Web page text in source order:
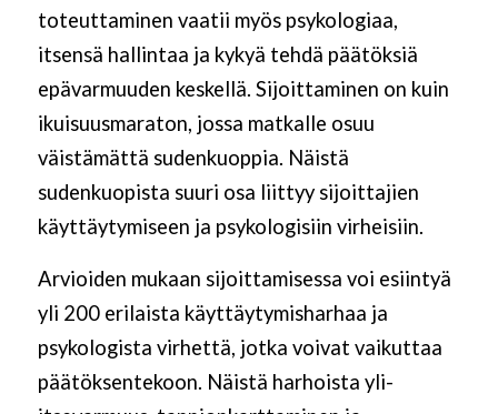
toteuttaminen vaatii myös psykologiaa,
itsensä hallintaa ja kykyä tehdä päätöksiä
epävarmuuden keskellä. Sijoittaminen on kuin
ikuisuusmaraton, jossa matkalle osuu
väistämättä sudenkuoppia. Näistä
sudenkuopista suuri osa liittyy sijoittajien
käyttäytymiseen ja psykologisiin virheisiin.
Arvioiden mukaan sijoittamisessa voi esiintyä
yli 200 erilaista käyttäytymisharhaa ja
psykologista virhettä, jotka voivat vaikuttaa
päätöksentekoon. Näistä harhoista yli-